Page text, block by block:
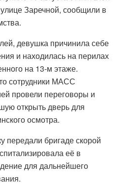
Заречной, сообщили в
девушка причинила себе
и находилась на перилах
на 13-м этаже.
сотрудники МАСС
провели переговоры и
открыть дверь для
осмотра.
передали бригаде скорой
её в
для дальнейшего